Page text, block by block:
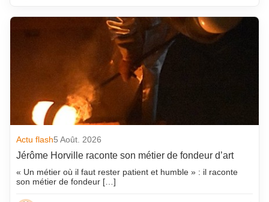
Actu flash5 Août. 2026
Jérôme Horville raconte son métier de fondeur d’art
« Un métier où il faut rester patient et humble » : il raconte
son métier de fondeur […]